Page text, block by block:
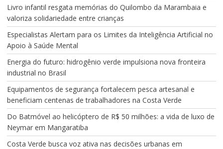
Livro infantil resgata memórias do Quilombo da Marambaia e
valoriza solidariedade entre crianças
Especialistas Alertam para os Limites da Inteligência Artificial no
Apoio à Saúde Mental
Energia do futuro: hidrogênio verde impulsiona nova fronteira
industrial no Brasil
Equipamentos de segurança fortalecem pesca artesanal e
beneficiam centenas de trabalhadores na Costa Verde
Do Batmóvel ao helicóptero de R$ 50 milhões: a vida de luxo de
Neymar em Mangaratiba
Costa Verde busca voz ativa nas decisões urbanas em